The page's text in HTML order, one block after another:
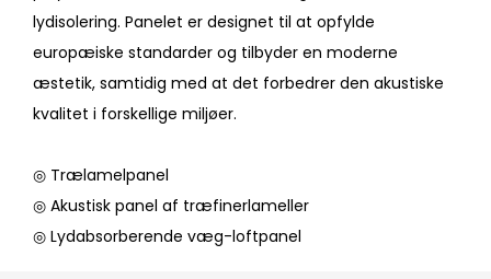
lydisolering. Panelet er designet til at opfylde
europæiske standarder og tilbyder en moderne
æstetik, samtidig med at det forbedrer den akustiske
kvalitet i forskellige miljøer.
◎ Trælamelpanel
◎ Akustisk panel af træfinerlameller
◎ Lydabsorberende væg-loftpanel